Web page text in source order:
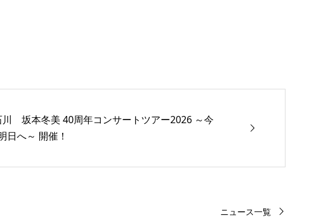
坂本冬美 40周年コンサートツアー2026 ～今
日へ～ 開催！
ニュース一覧